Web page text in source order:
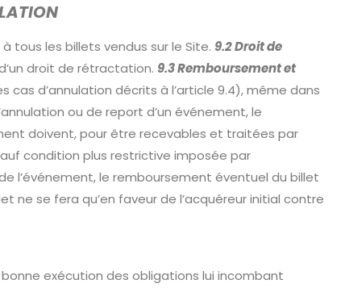
tous les billets vendus sur le Site. 9.2 Droit de
droit de rétractation. 9.3 Remboursement et
d’annulation décrits à l’article 9.4), même dans
ou de report d’un événement, le
doivent, pour être recevables et traitées par
condition plus restrictive imposée par
l’événement, le remboursement éventuel du billet
ne se fera qu’en faveur de l’acquéreur initial contre
exécution des obligations lui incombant